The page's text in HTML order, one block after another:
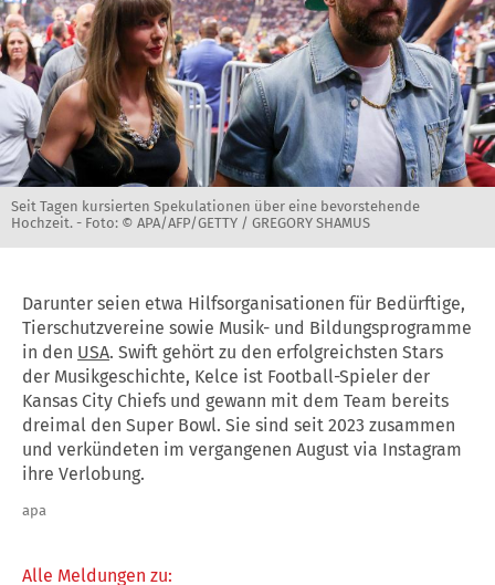
Seit Tagen kursierten Spekulationen über eine bevorstehende
Hochzeit. - Foto: © APA/AFP/GETTY / GREGORY SHAMUS
Darunter seien etwa Hilfsorganisationen für Bedürftige,
Tierschutzvereine sowie Musik- und Bildungsprogramme
in den USA. Swift gehört zu den erfolgreichsten Stars
der Musikgeschichte, Kelce ist Football-Spieler der
Kansas City Chiefs und gewann mit dem Team bereits
dreimal den Super Bowl. Sie sind seit 2023 zusammen
und verkündeten im vergangenen August via Instagram
ihre Verlobung.
apa
Alle Meldungen zu: